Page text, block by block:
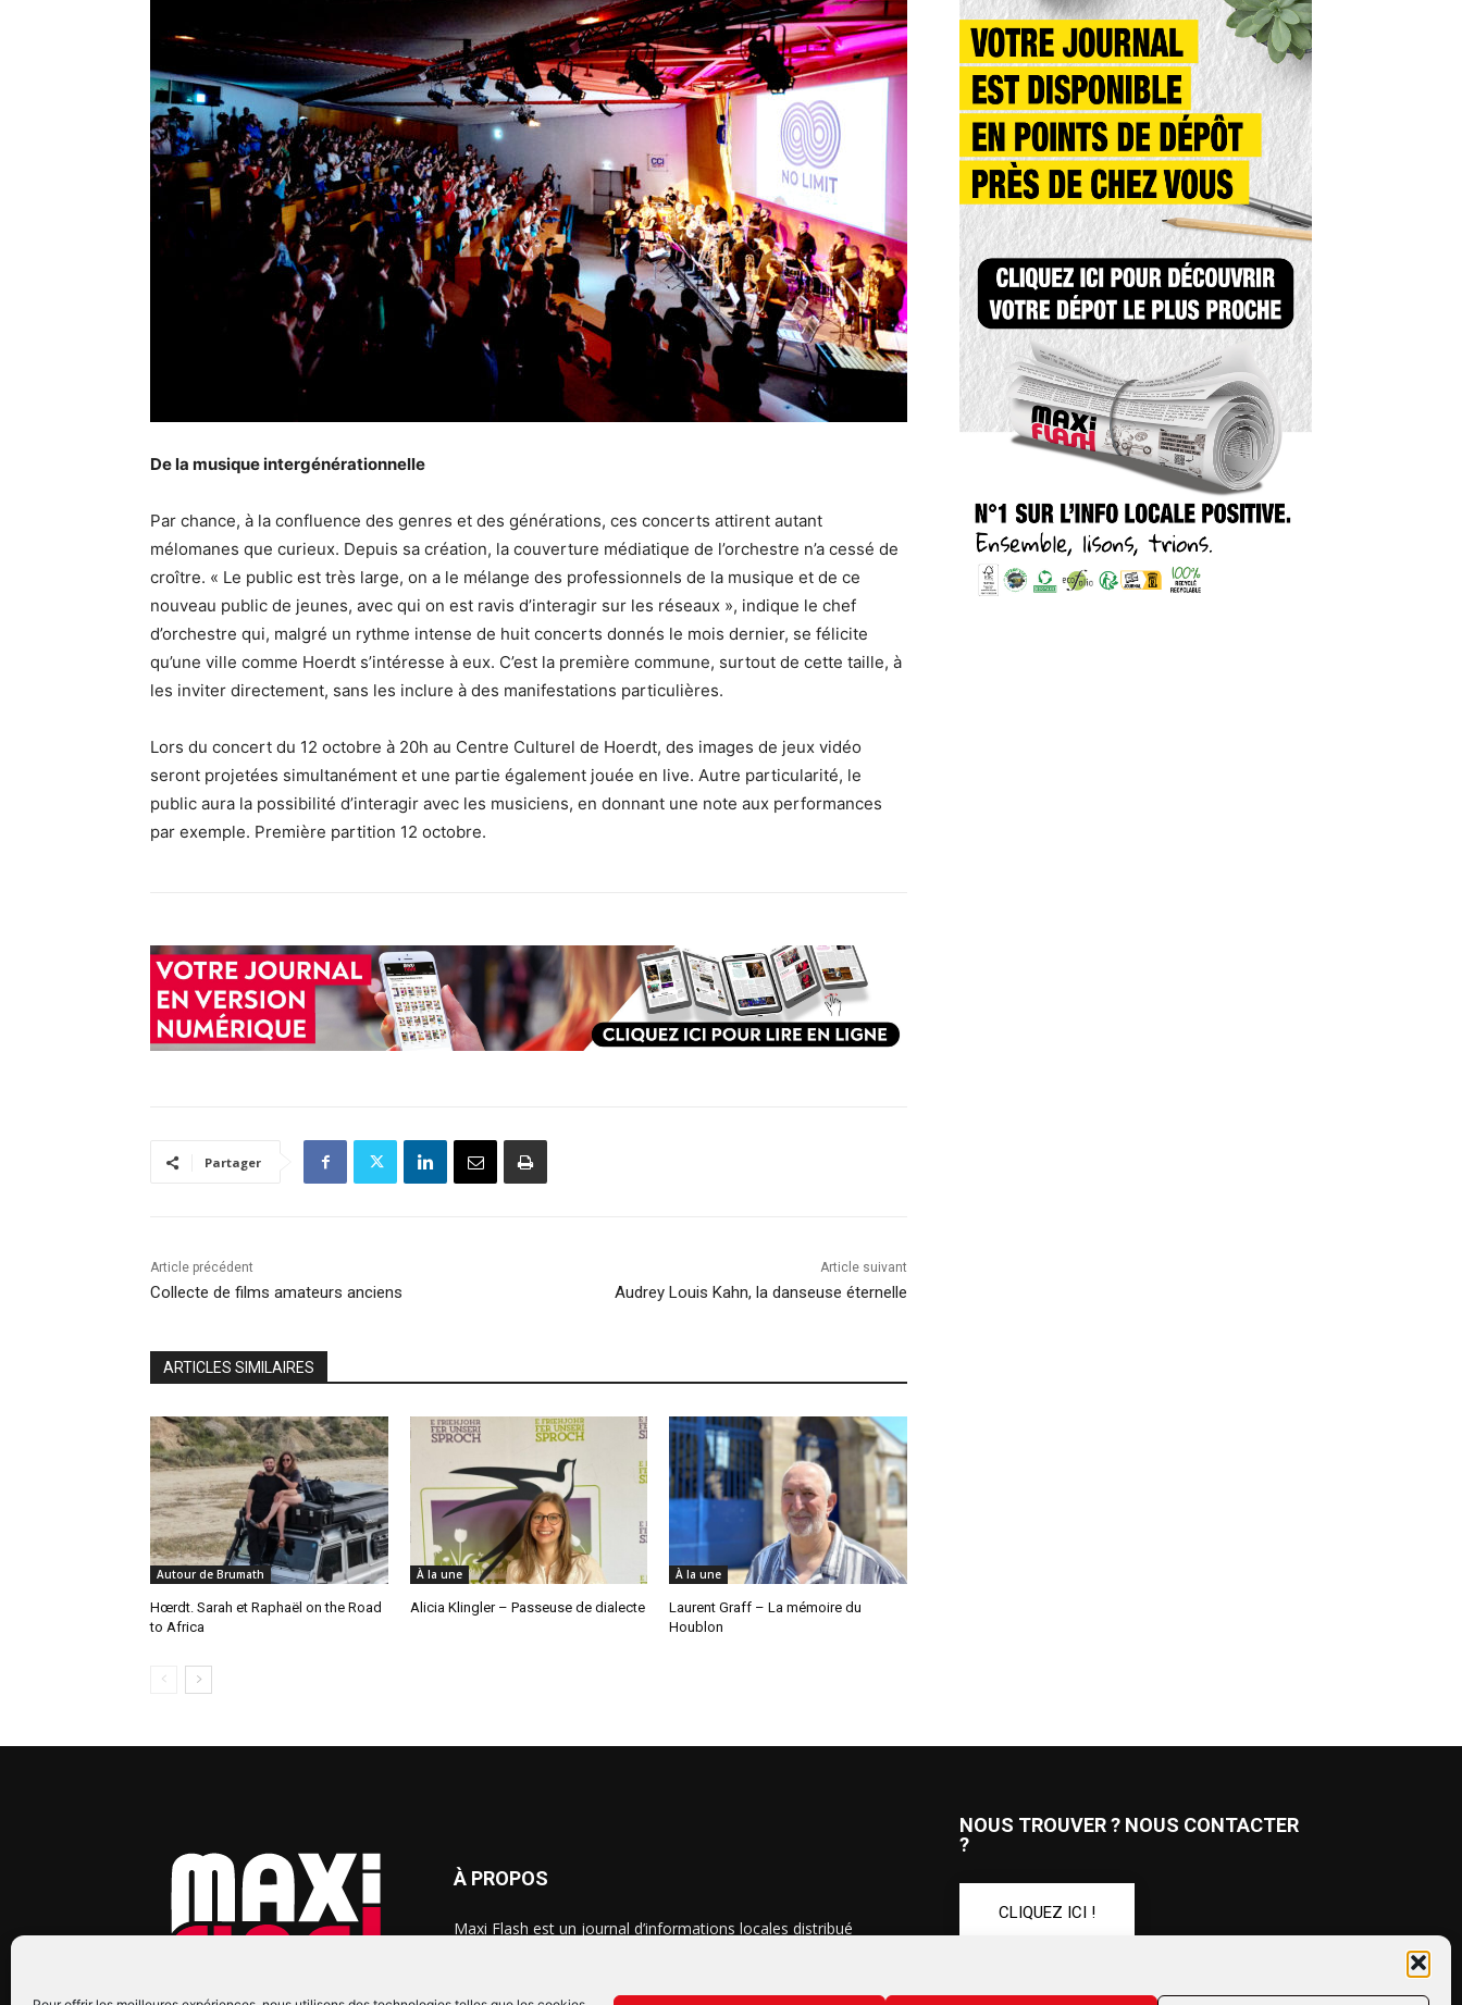
De la musique intergénérationnelle
Par chance, à la confluence des genres et des générations, ces concerts attirent autant
mélomanes que curieux. Depuis sa création, la couverture médiatique de l’orchestre n’a cessé de
croître. « Le public est très large, on a le mélange des professionnels de la musique et de ce
nouveau public de jeunes, avec qui on est ravis d’interagir sur les réseaux », indique le chef
d’orchestre qui, malgré un rythme intense de huit concerts donnés le mois dernier, se félicite
qu’une ville comme Hoerdt s’intéresse à eux. C’est la première commune, surtout de cette taille, à
les inviter directement, sans les inclure à des manifestations particulières.
Lors du concert du 12 octobre à 20h au Centre Culturel de Hoerdt, des images de jeux vidéo
seront projetées simultanément et une partie également jouée en live. Autre particularité, le
public aura la possibilité d’interagir avec les musiciens, en donnant une note aux performances
par exemple. Première partition 12 octobre.
Partager
Article précédent
Collecte de films amateurs anciens
Article suivant
Audrey Louis Kahn, la danseuse éternelle
ARTICLES SIMILAIRES
Autour de Brumath
Hœrdt. Sarah et Raphaël on the Road
to Africa
À la une
Alicia Klingler – Passeuse de dialecte
À la une
Laurent Graff – La mémoire du
Houblon
À PROPOS
Maxi Flash est un journal d’informations locales distribué
2022, et à Colmar, Vignoble et Plaine depuis 2023.
NOUS TROUVER ? NOUS CONTACTER
?
CLIQUEZ ICI !